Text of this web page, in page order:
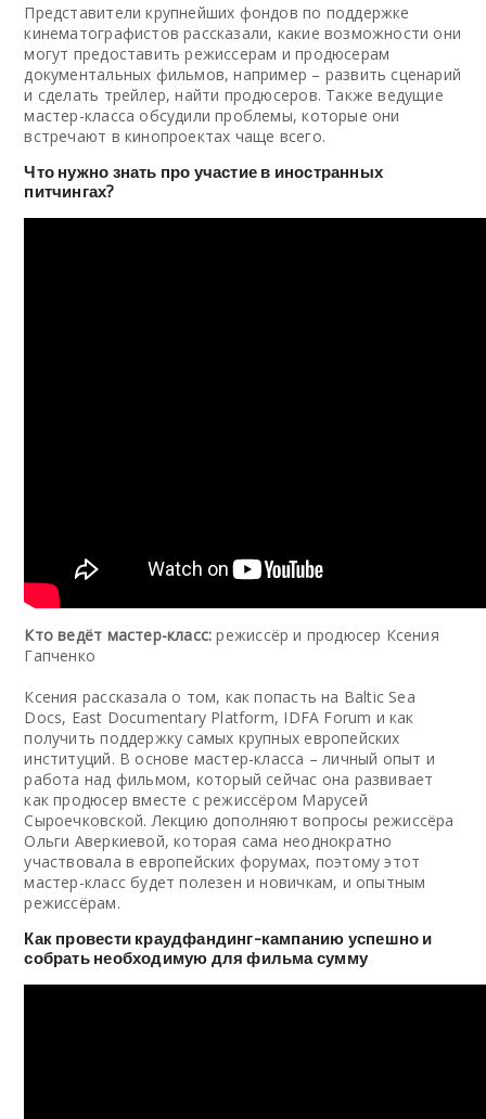
Представители крупнейших фондов по поддержке
кинематографистов рассказали, какие возможности они
могут предоставить режиссерам и продюсерам
документальных фильмов, например – развить сценарий
и сделать трейлер, найти продюсеров. Также ведущие
мастер-класса обсудили проблемы, которые они
встречают в кинопроектах чаще всего.
Что нужно знать про участие в иностранных
питчингах?
Кто ведёт мастер-класс:режиссёр и продюсер Ксения
Гапченко
Ксения рассказала о том, как попасть на Baltic Sea
Docs, East Documentary Platform, IDFA Forum и как
получить поддержку самых крупных европейских
институций. В основе мастер-класса – личный опыт и
работа над фильмом, который сейчас она развивает
как продюсер вместе с режиссёром Марусей
Сыроечковской. Лекцию дополняют вопросы режиссёра
Ольги Аверкиевой, которая сама неоднократно
участвовала в европейских форумах, поэтому этот
мастер-класс будет полезен и новичкам, и опытным
режиссёрам.
Как провести краудфандинг-кампанию успешно и
собрать необходимую для фильма сумму